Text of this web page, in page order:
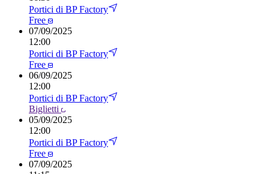
Portici di BP Factory
Free
07/09/2025
12:00
Portici di BP Factory
Free
06/09/2025
12:00
Portici di BP Factory
Biglietti
05/09/2025
12:00
Portici di BP Factory
Free
07/09/2025